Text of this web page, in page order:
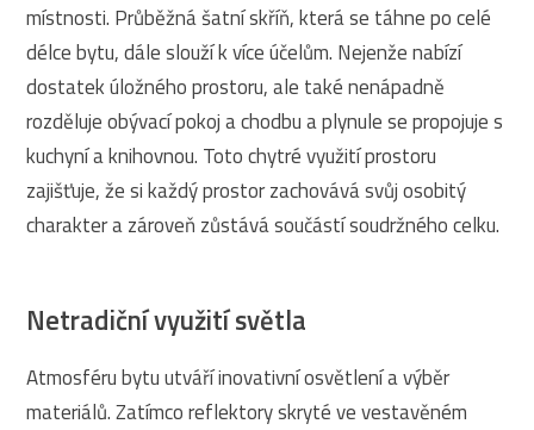
místnosti. Průběžná šatní skříň, která se táhne po celé
délce bytu, dále slouží k více účelům. Nejenže nabízí
dostatek úložného prostoru, ale také nenápadně
rozděluje obývací pokoj a chodbu a plynule se propojuje s
kuchyní a knihovnou. Toto chytré využití prostoru
zajišťuje, že si každý prostor zachovává svůj osobitý
charakter a zároveň zůstává součástí soudržného celku.
Netradiční využití světla
Atmosféru bytu utváří inovativní osvětlení a výběr
materiálů. Zatímco reflektory skryté ve vestavěném